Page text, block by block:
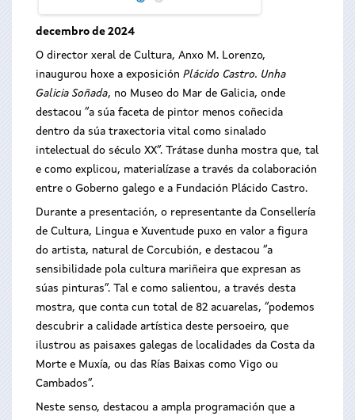
decembro de 2024
O director xeral de Cultura, Anxo M. Lorenzo,
inaugurou hoxe a exposición Plácido Castro. Unha
Galicia Soñada, no Museo do Mar de Galicia, onde
destacou “a súa faceta de pintor menos coñecida
dentro da súa traxectoria vital como sinalado
intelectual do século XX”. Trátase dunha mostra que, tal
e como explicou, materialízase a través da colaboración
entre o Goberno galego e a Fundación Plácido Castro.
Durante a presentación, o representante da Consellería
de Cultura, Lingua e Xuventude puxo en valor a figura
do artista, natural de Corcubión, e destacou “a
sensibilidade pola cultura mariñeira que expresan as
súas pinturas”. Tal e como salientou, a través desta
mostra, que conta cun total de 82 acuarelas, “podemos
descubrir a calidade artística deste persoeiro, que
ilustrou as paisaxes galegas de localidades da Costa da
Morte e Muxía, ou das Rías Baixas como Vigo ou
Cambados”.
Neste senso, destacou a ampla programación que a